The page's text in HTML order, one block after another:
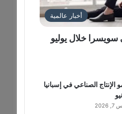
أخبار عالمية
سويسرا خلال يوليو
الإنتاج الصناعي في إسبانيا